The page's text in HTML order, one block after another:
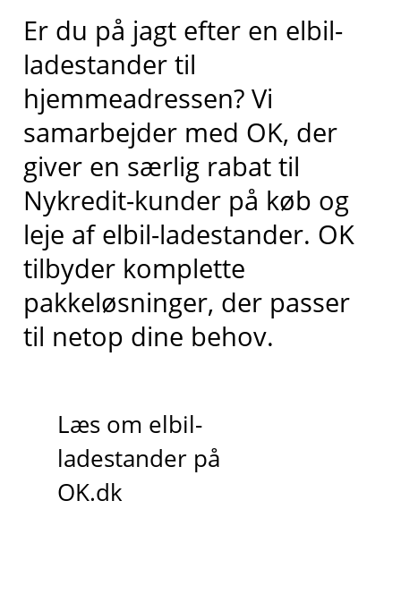
Er du på jagt efter en elbil-
ladestander til
hjemmeadressen? Vi
samarbejder med OK, der
giver en særlig rabat til
Nykredit-kunder på køb og
leje af elbil-ladestander. OK
tilbyder komplette
pakkeløsninger, der passer
til netop dine behov.
Læs om elbil-
ladestander på
OK.dk